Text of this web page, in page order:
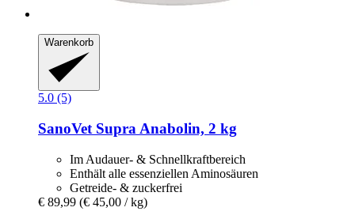
Warenkorb
5.0 (5)
SanoVet Supra Anabolin, 2 kg
Im Audauer- & Schnellkraftbereich
Enthält alle essenziellen Aminosäuren
Getreide- & zuckerfrei
€ 89,99 (€ 45,00 / kg)